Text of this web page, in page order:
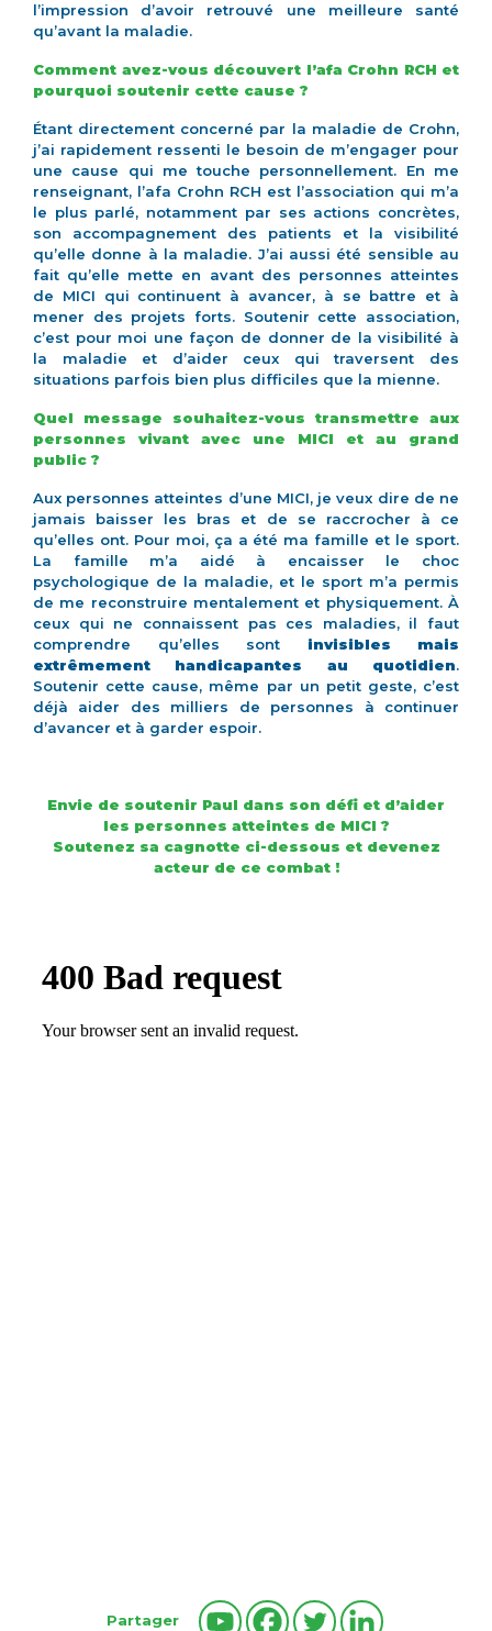
l’impression d’avoir retrouvé une meilleure santé
qu’avant la maladie.
Comment avez-vous découvert l’afa Crohn RCH et
pourquoi soutenir cette cause ?
Étant directement concerné par la maladie de Crohn,
j’ai rapidement ressenti le besoin de m’engager pour
une cause qui me touche personnellement. En me
renseignant, l’afa Crohn RCH est l’association qui m’a
le plus parlé, notamment par ses actions concrètes,
son accompagnement des patients et la visibilité
qu’elle donne à la maladie. J’ai aussi été sensible au
fait qu’elle mette en avant des personnes atteintes
de MICI qui continuent à avancer, à se battre et à
mener des projets forts. Soutenir cette association,
c’est pour moi une façon de donner de la visibilité à
la maladie et d’aider ceux qui traversent des
situations parfois bien plus difficiles que la mienne.
Quel message souhaitez-vous transmettre aux
personnes vivant avec une MICI et au grand
public ?
Aux personnes atteintes d’une MICI, je veux dire de ne
jamais baisser les bras et de se raccrocher à ce
qu’elles ont. Pour moi, ça a été ma famille et le sport.
La famille m’a aidé à encaisser le choc
psychologique de la maladie, et le sport m’a permis
de me reconstruire mentalement et physiquement. À
ceux qui ne connaissent pas ces maladies, il faut
comprendre qu’elles sont invisibles mais
extrêmement handicapantes au quotidien.
Soutenir cette cause, même par un petit geste, c’est
déjà aider des milliers de personnes à continuer
d’avancer et à garder espoir.
Envie de soutenir Paul dans son défi et d’aider
les personnes atteintes de MICI ?
Soutenez sa cagnotte ci-dessous et devenez
acteur de ce combat !
Partager